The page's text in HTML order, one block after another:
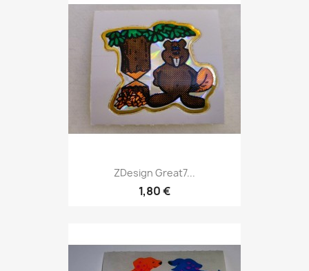
ZDesign Great7...
1,80 €